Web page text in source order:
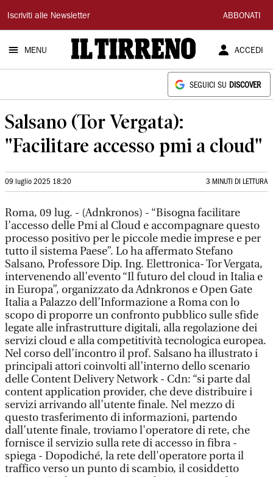
Il
Tirreno
Iscriviti alle Newsletter ABBONATI
MENU ACCEDI
SEGUICI SU DISCOVER
Salsano (Tor Vergata):
"Facilitare accesso pmi a cloud"
09 luglio 2025 18:20 3 MINUTI DI LETTURA
Roma, 09 lug. - (Adnkronos) - “Bisogna facilitare
l’accesso delle Pmi al Cloud e accompagnare questo
processo positivo per le piccole medie imprese e per
tutto il sistema Paese”. Lo ha affermato Stefano
Salsano, Professore Dip. Ing. Elettronica- Tor Vergata,
intervenendo all’evento “Il futuro del cloud in Italia e
in Europa”, organizzato da Adnkronos e Open Gate
Italia a Palazzo dell’Informazione a Roma con lo
scopo di proporre un confronto pubblico sulle sfide
legate alle infrastrutture digitali, alla regolazione dei
servizi cloud e alla competitività tecnologica europea.
Nel corso dell’incontro il prof. Salsano ha illustrato i
principali attori coinvolti all’interno dello scenario
delle Content Delivery Network - Cdn: “si parte dal
content application provider, che deve distribuire i
servizi arrivando all’utente finale. Nel mezzo di
questo trasferimento di informazioni, partendo
dall’utente finale, troviamo l'operatore di rete, che
fornisce il servizio sulla rete di accesso in fibra -
spiega - Dopodiché, la rete dell'operatore porta il
traffico verso un punto di scambio, il cosiddetto